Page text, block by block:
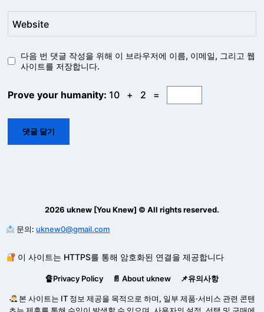
Website
다음 번 댓글 작성을 위해 이 브라우저에 이름, 이메일, 그리고 웹
사이트를 저장합니다.
Prove your humanity: 10 + 2 =
2026 uknew [You Knew] © All rights reserved.
문의: uknew0@gmail.com
이 사이트는 HTTPS를 통해 암호화된 연결을 제공합니다
🔏Privacy Policy 📄 About uknew 📌유의사항
본 사이트는 IT 정보 제공을 목적으로 하며, 일부 제품·서비스 관련 콘텐